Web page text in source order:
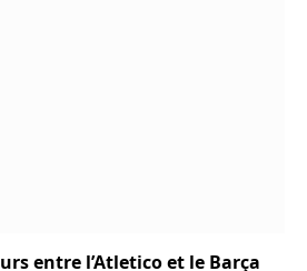
entre l’Atletico et le Barça